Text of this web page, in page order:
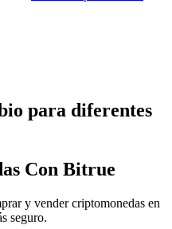
y comisiones de copy trading
para diferentes
Con Bitrue
y vender criptomonedas en
seguro.